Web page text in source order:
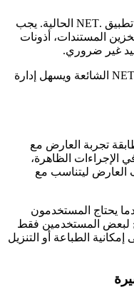
يجب أن يتناسب العارض طبيعياً مع بنية تطبيق .NET الحالية. يجب
المستندات، أذونات
غير ضروري.
يجب أن يدعم التكامل أيضاً أنماط نشر .NET الشائعة ويسهل إدارة
تجربة العارض مع
الإجراءات الظاهرة،
العارض ليتناسب مع
يحتاج المستخدمون
لبعض المستخدمين فقط
الطباعة أو التنزيل